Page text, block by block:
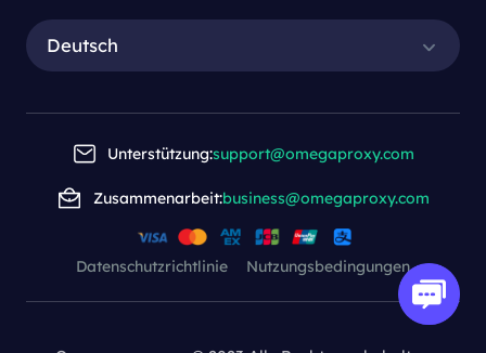
Deutsch
Unterstützung:support@omegaproxy.com
Zusammenarbeit:business@omegaproxy.com
Datenschutzrichtlinie Nutzungsbedingungen